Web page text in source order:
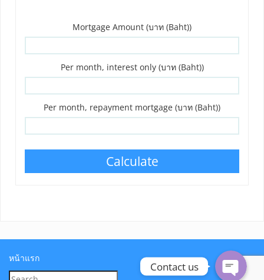
Mortgage Amount (บาท (Baht))
Per month, interest only (บาท (Baht))
Per month, repayment mortgage (บาท (Baht))
Calculate
หน้าแรก
Phone
Contact us